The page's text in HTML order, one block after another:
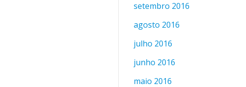
setembro 2016
agosto 2016
julho 2016
junho 2016
maio 2016